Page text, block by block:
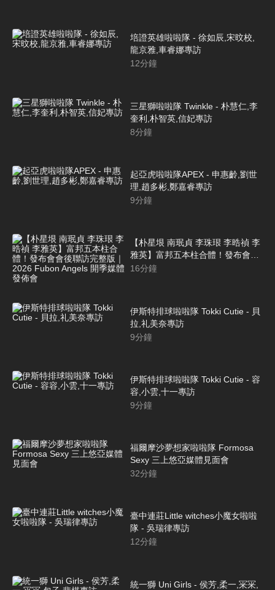
培證英雄啦啦隊 - 徐如辰,宋旼校,
龍京雅,車睿娜專訪
12分鐘
三星獅啦啦隊 Twinkle - 朴慧仁,李
奎利,朴智英,信妃專訪
8分鐘
起亞虎啦啦隊APEX - 申惠齡,劉世
理,趙多彬,鄭嘉睿專訪
9分鐘
【朴星垠 南珉貞 李珠珢 李晧禎 李
雅英】富邦五本柱合體！發布會會
後聯訪完整版｜2026 Fubon
16分鐘
伊斯特排球啦啦隊 Tokki Cutie - 貝
拉,礼美奈專訪
9分鐘
伊斯特排球啦啦隊 Tokki Cutie - 容
容,小雲,十一專訪
9分鐘
福爾摩沙夢想家啦啦隊 Formosa
Sexy 三上悠亞媒體見面會
32分鐘
臺中連莊Little witches小魔女啦啦
隊 - 吳瑞律專訪
12分鐘
統一獅 Uni Girls - 侯芳,柔一,冞冞,